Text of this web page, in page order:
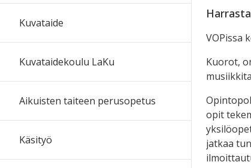
VOPissa
Kuorot,
opit
jatkaa
Kuvataide
Kuvataidekoulu LaKu
Aikuisten taiteen perusopetus
Käsityö